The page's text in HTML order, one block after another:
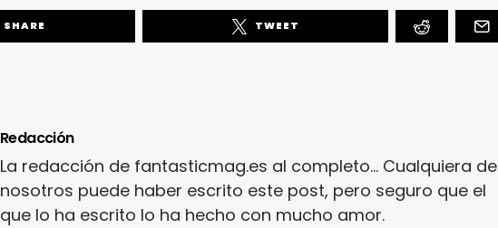
SHARE TWEET
Redacción
La redacción de fantasticmag.es al completo... Cualquiera de
nosotros puede haber escrito este post, pero seguro que el
que lo ha escrito lo ha hecho con mucho amor.